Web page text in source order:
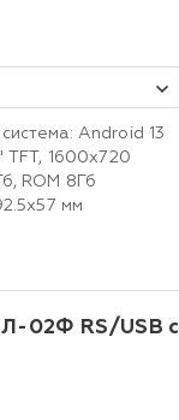
Android 13
TFT, 1600х720
ROM 8Гб
мм
02Ф RS/USB с